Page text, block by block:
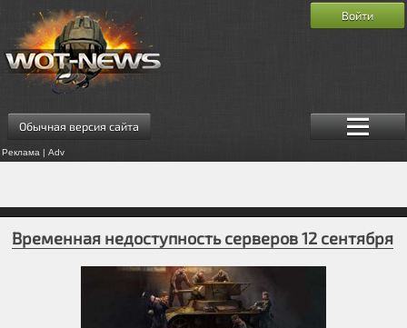
Обычная версия сайта
Реклама | Adv
Войти
Временная недоступность серверов 12 сентября